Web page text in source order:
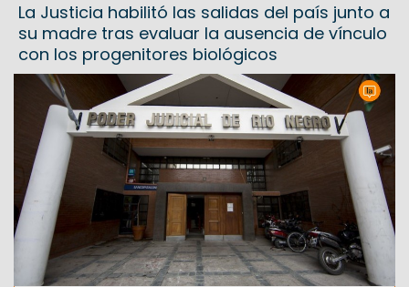
La Justicia habilitó las salidas del país junto a
su madre tras evaluar la ausencia de vínculo
con los progenitores biológicos